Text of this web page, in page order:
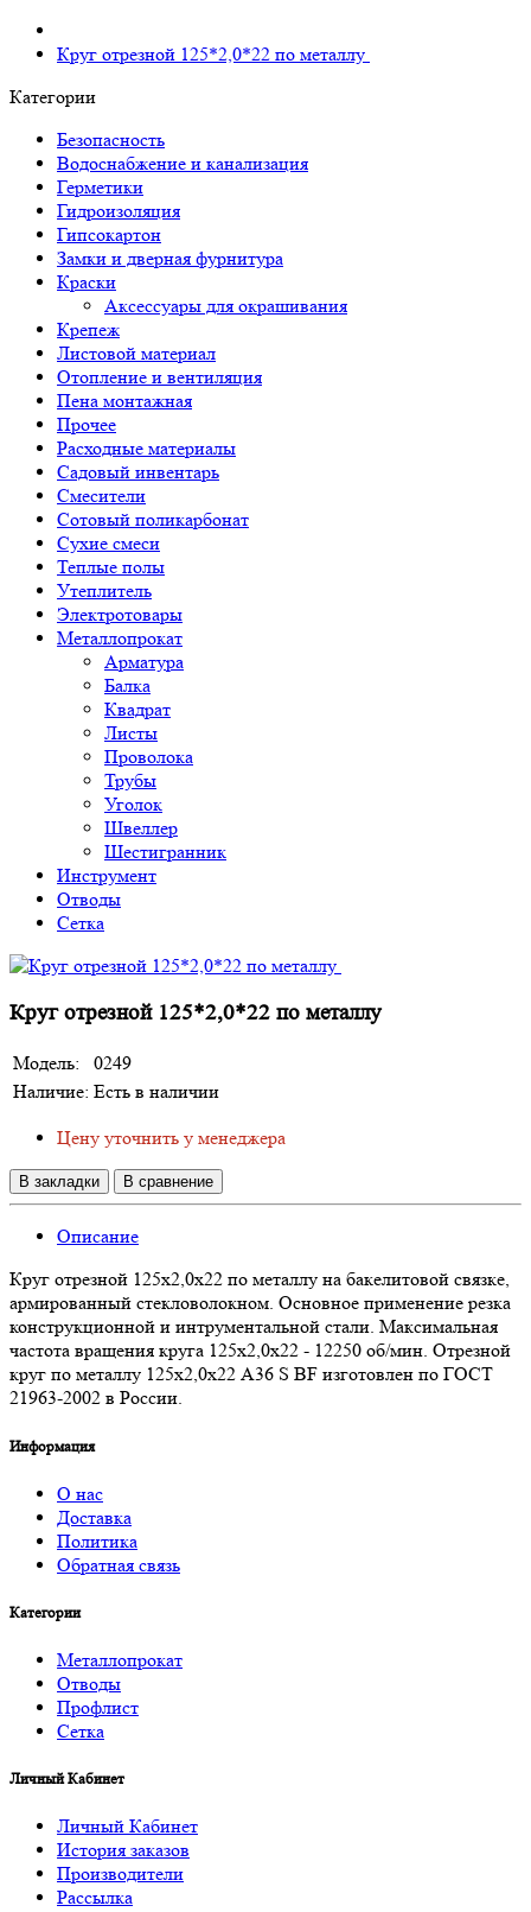
Круг отрезной 125*2,0*22 по металлу
Категории
Безопасность
Водоснабжение и канализация
Герметики
Гидроизоляция
Гипсокартон
Замки и дверная фурнитура
Краски
Аксессуары для окрашивания
Крепеж
Листовой материал
Отопление и вентиляция
Пена монтажная
Прочее
Расходные материалы
Садовый инвентарь
Смесители
Сотовый поликарбонат
Сухие смеси
Теплые полы
Утеплитель
Электротовары
Металлопрокат
Арматура
Балка
Квадрат
Листы
Проволока
Трубы
Уголок
Швеллер
Шестигранник
Инструмент
Отводы
Сетка
Круг отрезной 125*2,0*22 по металлу
Модель:
0249
Наличие: Есть в наличии
Цену уточнить у менеджера
В закладки В сравнение
Описание
Круг отрезной 125х2,0х22 по металлу на бакелитовой связке,
армированный стекловолокном. Основное применение резка
конструкционной и интрументальной стали. Максимальная
частота вращения круга 125х2,0х22 - 12250 об/мин. Отрезной
круг по металлу 125х2,0х22 A36 S BF изготовлен по ГОСТ
21963-2002 в России.
Информация
О нас
Доставка
Политика
Обратная связь
Категории
Металлопрокат
Отводы
Профлист
Сетка
Личный Кабинет
Личный Кабинет
История заказов
Производители
Рассылка